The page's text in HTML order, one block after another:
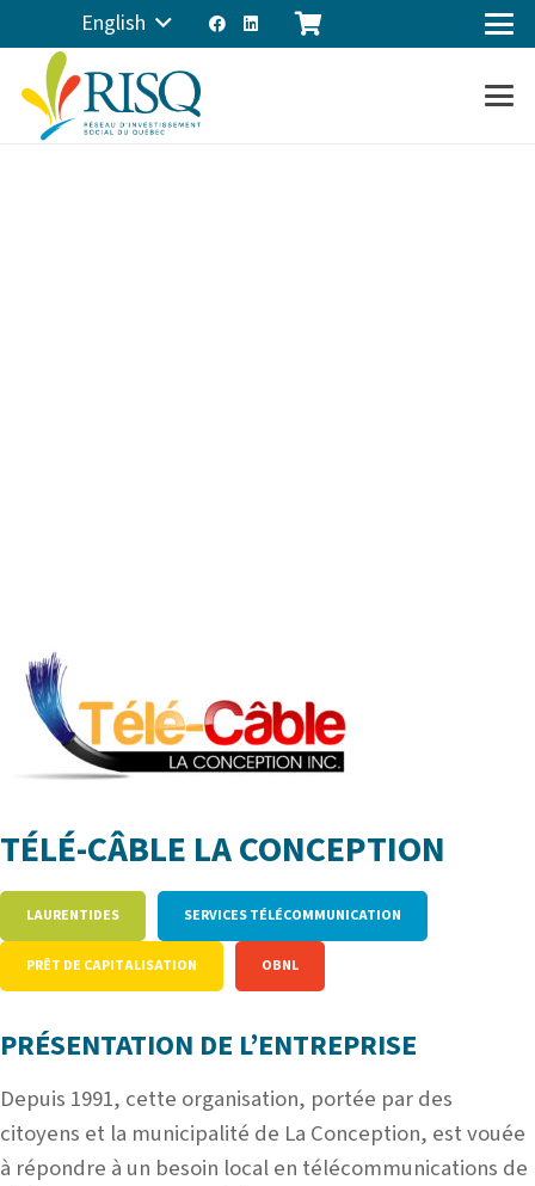
English
TÉLÉ-CÂBLE LA CONCEPTION
LAURENTIDES SERVICES TÉLÉCOMMUNICATION
PRÊT DE CAPITALISATION OBNL
PRÉSENTATION DE L’ENTREPRISE
Depuis 1991, cette organisation, portée par des
citoyens et la municipalité de La Conception, est vouée
à répondre à un besoin local en télécommunications de